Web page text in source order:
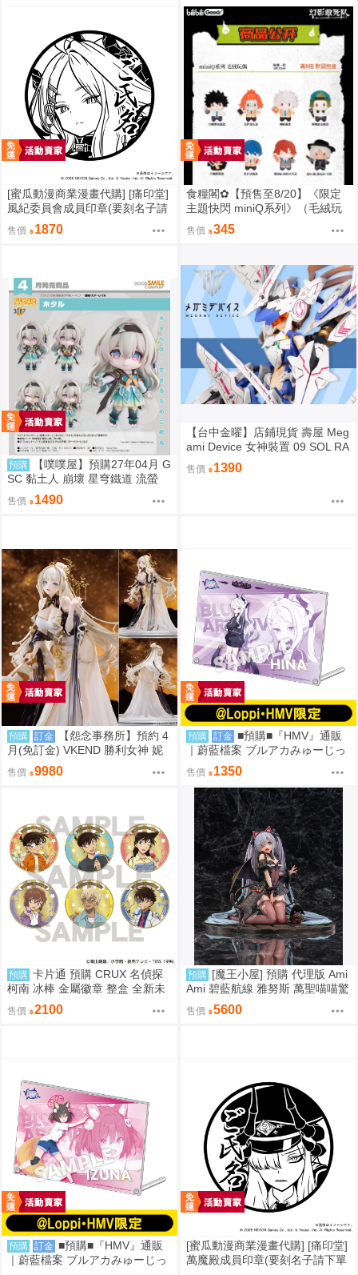
[蜜瓜動漫商業漫畫代購] [痛印堂]
風紀委員會成員印章(要刻名子請
下單備註)(預約至8/28)(12月預
約)(蔚藍檔案)
售價 1870
食糧閣✿【預售至8/20】《限定
主題快閃 miniQ系列》（毛絨玩
偶）惡靈剋星／幻影敢死隊／主
題快閃／宍喰野虎落／是岸遊人
都
售價 345
預購
【噗噗屋】預購27年04月 G
SC 黏土人 崩壞 星穹鐵道 流螢
免訂金
售價 1490
【台中金曜】店鋪現貨 壽屋 Meg
ami Device 女神裝置 09 SOL RA
PTOR 白梟 猛禽 組裝模型
售價 1390
預購 訂金
【怨念事務所】預約 4
月(免訂金) VKEND 勝利女神 妮
姬 皇冠 榮耀之花 1/4 附特典 101
8
售價 9980
預購 訂金 ■預購■『HMV』通販
｜蔚藍檔案 ブルアカみゅーじっ
く♪3D LIVE『空崎陽奈&早瀨優
香&尾刃環奈&錠前沙織』壓克力
板。[0912]
售價 1350
預購 卡片通 預購 CRUX 名偵探
柯南 冰棒 金屬徽章 整盒 全新未
拆
售價 2100
預購 [魔王小屋] 預購 代理版 Ami
Ami 碧藍航線 雅努斯 萬聖喵喵驚
悚夜ver.
售價 5600
預購 訂金 ■預購■『HMV』通販
｜蔚藍檔案 ブルアカみゅーじっ
[蜜瓜動漫商業漫畫代購] [痛印堂]
萬魔殿成員印章(要刻名子請下單